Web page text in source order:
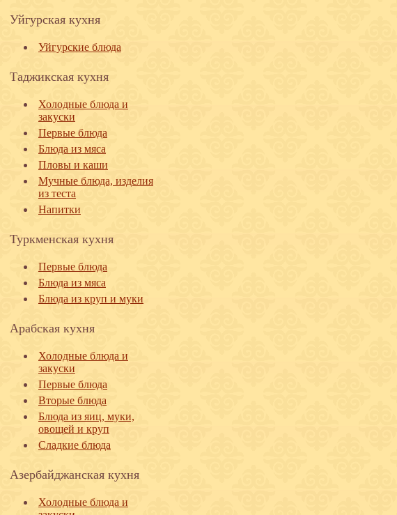
Уйгурская кухня
Уйгурские блюда
Таджикская кухня
Холодные блюда и
закуски
Первые блюда
Блюда из мяса
Пловы и каши
Мучные блюда, изделия
из теста
Напитки
Туркменская кухня
Первые блюда
Блюда из мяса
Блюда из круп и муки
Арабская кухня
Холодные блюда и
закуски
Первые блюда
Вторые блюда
Блюда из яиц, муки,
овощей и круп
Сладкие блюда
Азербайджанская кухня
Холодные блюда и